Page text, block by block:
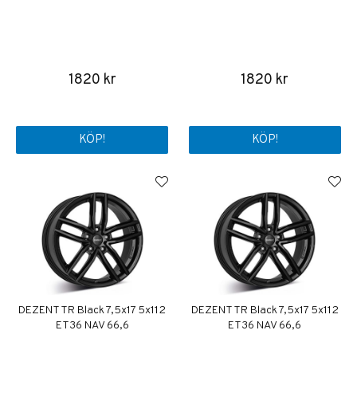
1820 kr
KÖP!
1820 kr
KÖP!
DEZENT TR Black 7,5x17 5x112
ET36 NAV 66,6
DEZENT TR Black 7,5x17 5x112
ET36 NAV 66,6